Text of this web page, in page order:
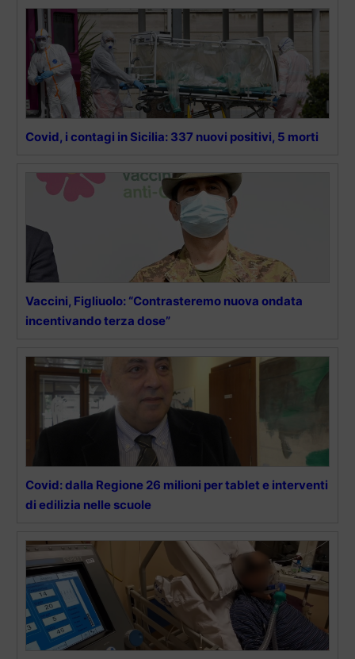
Covid, i contagi in Sicilia: 337 nuovi positivi, 5 morti
Vaccini, Figliuolo: “Contrasteremo nuova ondata
incentivando terza dose”
Covid: dalla Regione 26 milioni per tablet e interventi
di edilizia nelle scuole